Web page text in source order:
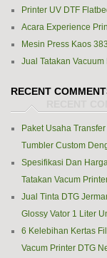
Printer UV DTF
Acara Experience
Mesin Press Kaos
Jual Tatakan
RECENT
Paket Usaha
Tumbler Custom
Spesifikasi Dan
Tatakan Vacum
Jual Tinta DTG
Glossy Vator 1 Liter
6 Kelebihan Kertas
Vacum Printer DTG